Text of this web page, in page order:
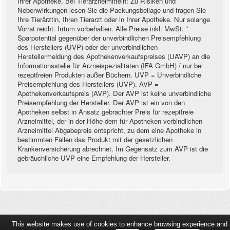
Nebenwirkungen lesen Sie die Packungsbeilage und fragen Sie
Ihre Tierärztin, Ihren Tierarzt oder in Ihrer Apotheke. Nur solange
Vorrat reicht. Irrtum vorbehalten. Alle Preise inkl. MwSt. *
Sparpotential gegenüber der unverbindlichen Preisempfehlung
des Herstellers (UVP) oder der unverbindlichen
Herstellermeldung des Apothekenverkaufspreises (UAVP) an die
Informationsstelle für Arzneispezialitäten (IFA GmbH) / nur bei
rezeptfreien Produkten außer Büchern. UVP = Unverbindliche
Preisempfehlung des Herstellers (UVP). AVP =
Apothekenverkaufspreis (AVP). Der AVP ist keine unverbindliche
Preisempfehlung der Hersteller. Der AVP ist ein von den
Apotheken selbst in Ansatz gebrachter Preis für rezeptfreie
Arzneimittel, der in der Höhe dem für Apotheken verbindlichen
Arzneimittel Abgabepreis entspricht, zu dem eine Apotheke in
bestimmten Fällen das Produkt mit der gesetzlichen
Krankenversicherung abrechnet. Im Gegensatz zum AVP ist die
gebräuchliche UVP eine Empfehlung der Hersteller.
This website makes use of cookies to enhance browsing experience and